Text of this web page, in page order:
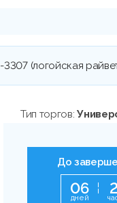
(логойская
Тип торгов:
До
06
дней
2